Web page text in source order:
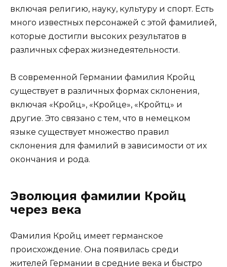
включая религию, науку, культуру и спорт. Есть
много известных персонажей с этой фамилией,
которые достигли высоких результатов в
различных сферах жизнедеятельности.
В современной Германии фамилия Кройц
существует в различных формах склонения,
включая «Кройц», «Кройце», «Кройтц» и
другие. Это связано с тем, что в немецком
языке существует множество правил
склонения для фамилий в зависимости от их
окончания и рода.
Эволюция фамилии Кройц
через века
Фамилия Кройц имеет германское
происхождение. Она появилась среди
жителей Германии в средние века и быстро